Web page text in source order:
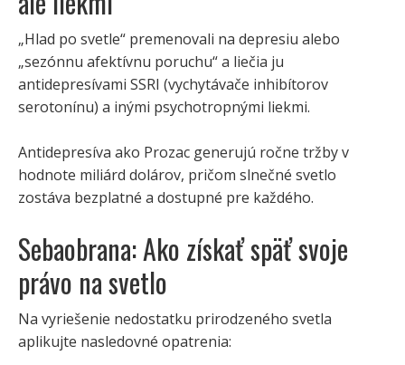
„Hlad po svetle“ premenovali na depresiu alebo
„sezónnu afektívnu poruchu“ a liečia ju
antidepresívami SSRI (vychytávače inhibítorov
serotonínu) a inými psychotropnými liekmi.
Antidepresíva ako Prozac generujú ročne tržby v
hodnote miliárd dolárov, pričom slnečné svetlo
zostáva bezplatné a dostupné pre každého.
Sebaobrana: Ako získať späť svoje
právo na svetlo
Na vyriešenie nedostatku prirodzeného svetla
aplikujte nasledovné opatrenia: